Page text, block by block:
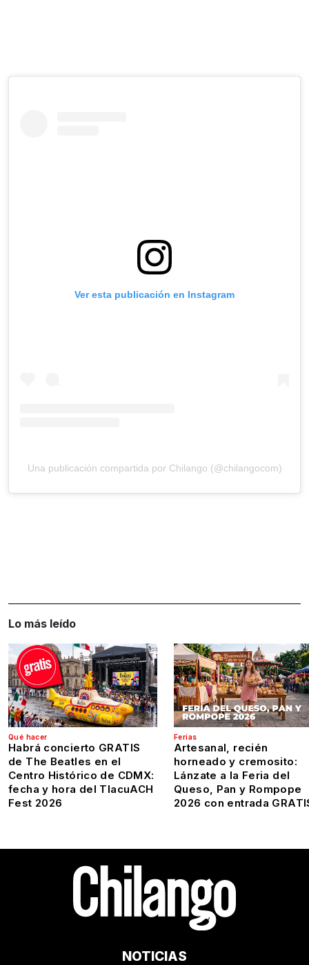
Ver esta publicación en Instagram
Una publicación compartida por Chilango (@chilangocom)
Lo más leído
Qué hacer
Habrá concierto GRATIS
de The Beatles en el
Centro Histórico de CDMX:
fecha y hora del TlacuACH
Fest 2026
Ferias
Artesanal, recién
horneado y cremosito:
Lánzate a la Feria del
Queso, Pan y Rompope
2026 con entrada
NOTICIAS